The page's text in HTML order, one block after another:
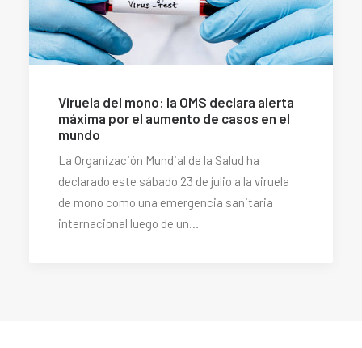
Viruela del mono: la OMS declara alerta
máxima por el aumento de casos en el
mundo
La Organización Mundial de la Salud ha
declarado este sábado 23 de julio a la viruela
de mono como una emergencia sanitaria
internacional luego de un…